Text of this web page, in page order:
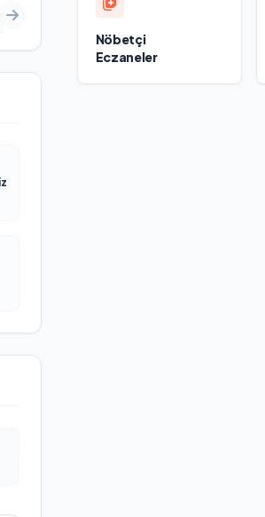
Nöbetçi
Eczaneler